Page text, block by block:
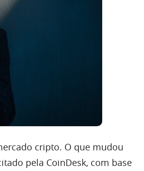
cripto. O que mudou
pela CoinDesk, com base